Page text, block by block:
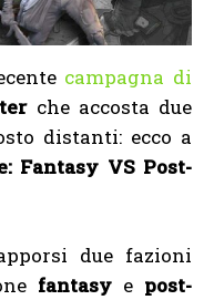
campagna di
che accosta due
distanti: ecco a
Fantasy VS Post-
due fazioni
fantasy e post-